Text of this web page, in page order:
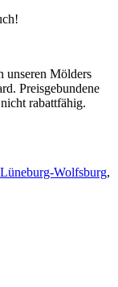
unseren Mölders
Preisgebundene
rabattfähig.
Lüneburg-Wolfsburg,